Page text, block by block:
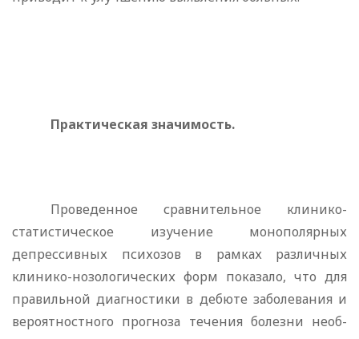
Практическая значимость.
Проведенное сравнительное клинико-
статистическое изучение монополярных
депрессив­ных психозов в рамках различных
клинико-нозологических форм показало, что для
правильной диагностики в дебюте заболевания и
вероятностного прогноза течения болезни необ­